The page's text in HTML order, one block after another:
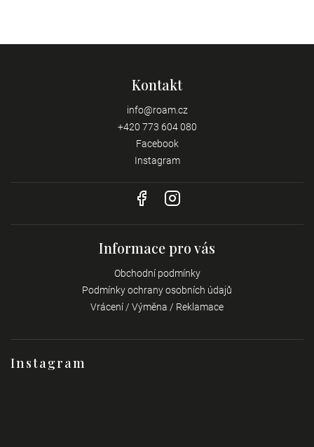
Instagram
Kontakt
info@roam.cz
+420 773 604 080
Facebook
Instagram
Informace pro vás
Obchodní podmínky
Podmínky ochrany osobních údajů
Vrácení / Výměna / Reklamace